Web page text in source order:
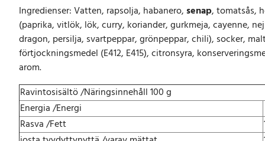
e
t
H
a
b
a
n
e
r
o
m
Ingredienser: Vatten, rapsolja, habanero,senap, tomatsås,
(paprika, vitlök, lök, curry, koriander, gurkmeja, cayenne,
dragon, persilja, svartpeppar, grönpeppar, chili), socker,
förtjockningsmedel (E412, E415), citronsyra,
arom.
Ravintosisältö /Näringsinnehåll 100 g
Energia /Energi
Rasva /Fett